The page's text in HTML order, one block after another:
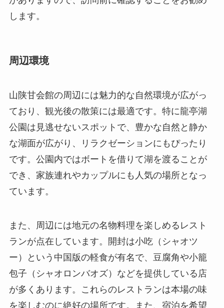
山陕甘会館の周辺には魅力的な自然環境が広がっ
な湖面が広がり、リラクゼーションにもぴったり
でき、家族連れやカップルにも人気の場所となっ
ています。
また、周辺には地元の名物料理を楽しめるレスト
ランが点在しています。開封は小吃（シャオツ
ー）という中国版の軽食が有名で、豆腐角や小籠
包子（シャオロンバオズ）などを提供している店
を楽しむのに絶好の場所です。また、宿泊を希望
する訪問者には、市内に数多くのホテルやゲスト
ハウスがあり、アクセシビリティも良好です。
訪問者の感想と評価